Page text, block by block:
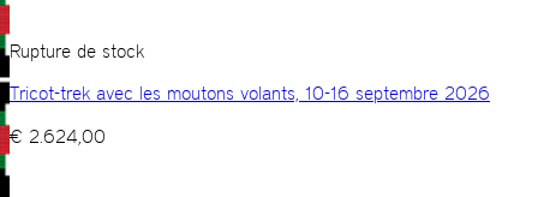
Rupture de stock
Tricot-trek avec les moutons volants, 10-16 septembre 2026
€ 2.624,00